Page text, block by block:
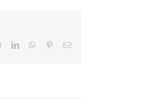
RedditLinkedInWhatsApp
PinterestCorreo